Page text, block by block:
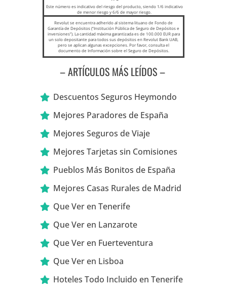
Este número es indicativo del riesgo del producto, siendo 1/6 indicativo
de menor riesgo y 6/6 de mayor riesgo.
Revolut se encuentra adherido al sistema lituano de Fondo de
Garantía de Depósitos (“Institución Pública de Seguro de Depósitos e
inversiones”). La cantidad máxima garantizada es de 100.000 EUR para
un solo depositante para todos sus depósitos en Revolut Bank UAB,
pero se aplican algunas excepciones. Por favor, consulta el
documento de Información sobre el Seguro de Depósitos.
– ARTÍCULOS MÁS LEÍDOS –
Descuentos Seguros Heymondo
Mejores Paradores de España
Mejores Seguros de Viaje
Mejores Tarjetas sin Comisiones
Pueblos Más Bonitos de España
Mejores Casas Rurales de Madrid
Que Ver en Tenerife
Que Ver en Lanzarote
Que Ver en Fuerteventura
Que Ver en Lisboa
Hoteles Todo Incluido en Tenerife